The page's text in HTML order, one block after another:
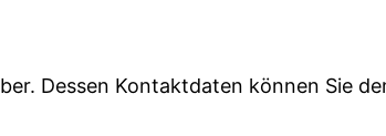
Dessen Kontaktdaten können Sie